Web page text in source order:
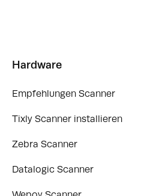
Hardware
Empfehlungen Scanner
Tixly Scanner installieren
Zebra Scanner
Datalogic Scanner